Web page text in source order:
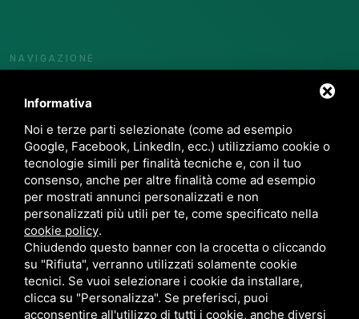
NAVIGAZIONE
Servizi
News
Contatti
Privacy
Whistleblowing
Mod. Organizzativo Ex D.Lgs 231/01
Area riservata
P.IVA. 01279820383 / C.F. 93000130380 / COD UNIVOCO 1N74KED /
SITEMAP
Informativa
Noi e terze parti selezionate (come ad esempio
Google, Facebook, LinkedIn, ecc.) utilizziamo cookie o
tecnologie simili per finalità tecniche e, con il tuo
consenso, anche per altre finalità come ad esempio
per mostrati annunci personalizzati e non
personalizzati più utili per te, come specificato nella
cookie policy.
Chiudendo questo banner con la crocetta o cliccando
su "Rifiuta", verranno utilizzati solamente cookie
tecnici. Se vuoi selezionare i cookie da installare,
clicca su "Personalizza". Se preferisci, puoi
acconsentire all'utilizzo di tutti i cookie, anche diversi